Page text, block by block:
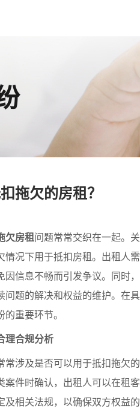
拖欠的房租？
欠房租问题常常交织在一起。
况下用于抵扣房租。出租人
信息不畅而引发争议。同时
问题的解决和权益的维护。在
重要环节。
理合规分析
常涉及是否可以用于抵扣拖欠的
案件时确认，出租人可以在租
及相关法规，以确保双方权益